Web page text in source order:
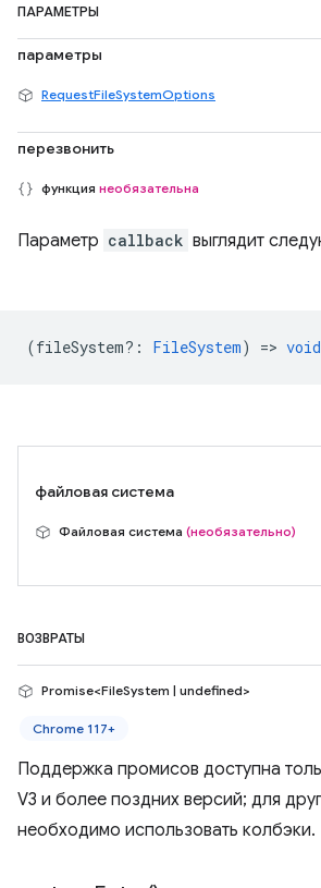
ПАРАМЕТРЫ
параметры
RequestFileSystemOptions
перезвонить
функция необязательна
Параметр callback выглядит
(fileSystem? : FileSystem) => void
файловая система
Файловая система (необязательно)
ВОЗВРАТЫ
Promise<FileSystem | undefined>
Chrome 117+
Поддержка промисов доступна
V3 и более поздних версий; для
необходимо использовать колбэки.